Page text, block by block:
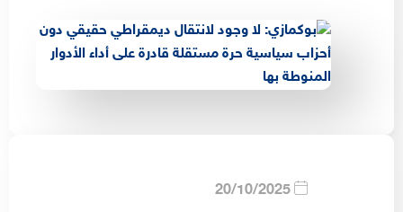
20/10/2025